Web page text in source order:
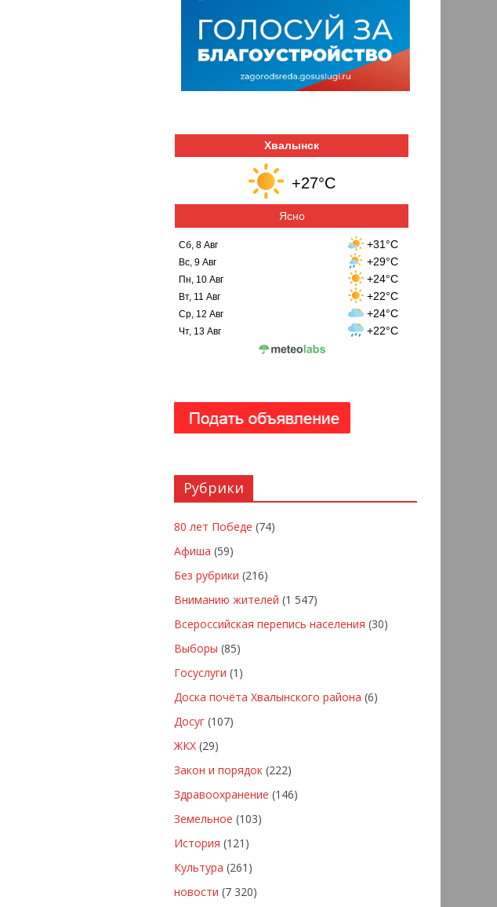
Хвалынск
+27°C
Ясно
Сб, 8 Авг +31°C
Вс, 9 Авг +29°C
Пн, 10 Авг +24°C
Вт, 11 Авг +22°C
Ср, 12 Авг +24°C
Чт, 13 Авг +22°C
Рубрики
80 лет Победе (74)
Афиша (59)
Без рубрики (216)
Вниманию жителей (1 547)
Всероссийская перепись населения (30)
Выборы (85)
Госуслуги (1)
Доска почёта Хвалынского района (6)
Досуг (107)
ЖКХ (29)
Закон и порядок (222)
Здравоохранение (146)
Земельное (103)
История (121)
Культура (261)
новости (7 320)